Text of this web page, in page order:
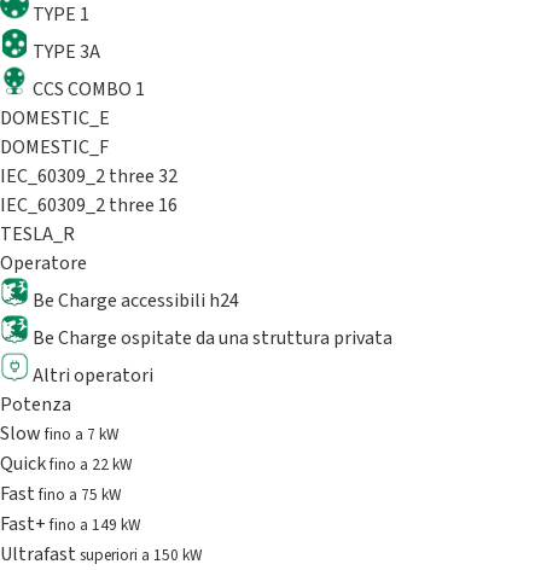
TYPE 1
TYPE 3A
CCS COMBO 1
DOMESTIC_E
DOMESTIC_F
IEC_60309_2 three 32
IEC_60309_2 three 16
TESLA_R
Operatore
Be Charge accessibili h24
Be Charge ospitate da una struttura privata
Altri operatori
Potenza
Slowfino a 7 kW
Quickfino a 22 kW
Fastfino a 75 kW
Fast+fino a 149 kW
Ultrafast superiori a 150 kW